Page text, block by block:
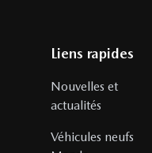
Liens rapides
Nouvelles et
actualités
Véhicules neufs